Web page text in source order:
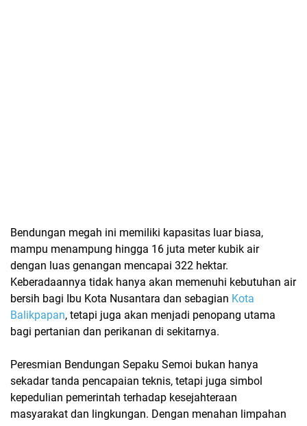
Bendungan megah ini memiliki kapasitas luar biasa,
mampu menampung hingga 16 juta meter kubik air
dengan luas genangan mencapai 322 hektar.
Keberadaannya tidak hanya akan memenuhi kebutuhan air
bersih bagi Ibu Kota Nusantara dan sebagian Kota
Balikpapan, tetapi juga akan menjadi penopang utama
bagi pertanian dan perikanan di sekitarnya.
Peresmian Bendungan Sepaku Semoi bukan hanya
sekadar tanda pencapaian teknis, tetapi juga simbol
kepedulian pemerintah terhadap kesejahteraan
masyarakat dan lingkungan. Dengan menahan limpahan